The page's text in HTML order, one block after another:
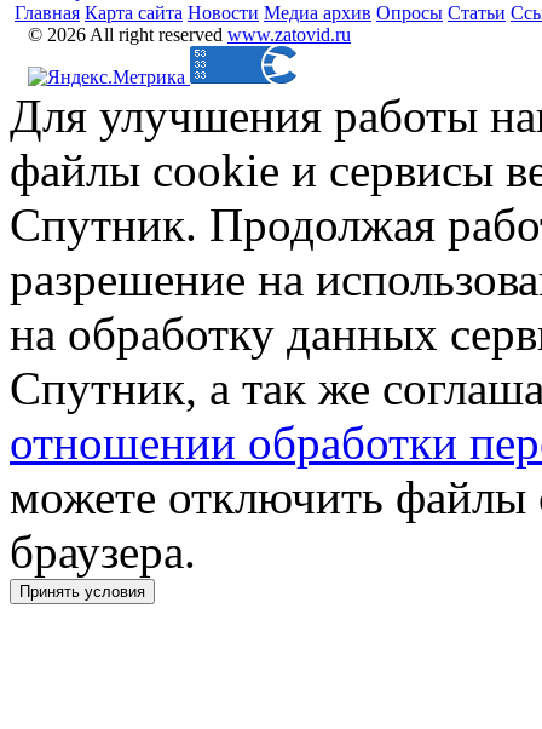
Главная Карта сайта Новости Медиа архив Опросы Статьи
© 2026 All right reserved www.zatovid.ru
Для улучшения работы
файлы cookie и сервисы
Спутник. Продолжая
разрешение на
на обработку данных
Спутник, а так же
отношении обработки
можете отключить файлы
браузера.
Принять условия